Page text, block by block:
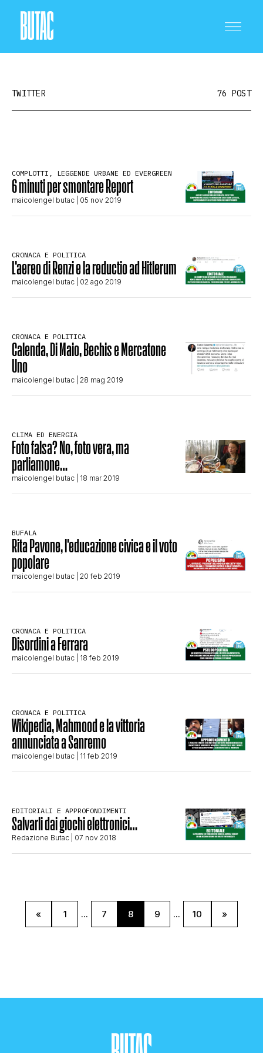
SCIENZA E TECNOLOGIA
STORIA E CITAZIONI
COMPLOTTI, LEGGENDE URBANE ED
EDITORIALI
TRUFFE E SOCIAL NETWORK
CLIMA ED ENERGIA
CONTATTI
CHI SIAMO
TWITTER 76 POST
COMPLOTTI, LEGGENDE URBANE ED EVERGREEN
6 minuti per smontare Report
maicolengel butac | 05 nov 2019
CRONACA E POLITICA
L’aereo di Renzi e la reductio ad Hitlerum
maicolengel butac | 02 ago 2019
CRONACA E POLITICA
Calenda, Di Maio, Bechis e Mercatone
Uno
maicolengel butac | 28 mag 2019
CLIMA ED ENERGIA
Foto falsa? No, foto vera, ma
parliamone…
maicolengel butac | 18 mar 2019
BUFALA
Rita Pavone, l’educazione civica e il voto
popolare
maicolengel butac | 20 feb 2019
CRONACA E POLITICA
Disordini a Ferrara
maicolengel butac | 18 feb 2019
CRONACA E POLITICA
Wikipedia, Mahmood e la vittoria
annunciata a Sanremo
maicolengel butac | 11 feb 2019
EDITORIALI E APPROFONDIMENTI
Salvarli dai giochi elettronici…
Redazione Butac | 07 nov 2018
« 1 ... 7 8 9 ... 10 »